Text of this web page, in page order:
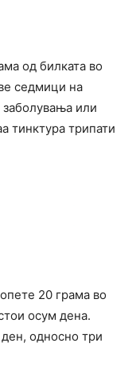
од билката во
седмици на
или
тинктура трипати
20 грама во
осум дена.
односно три